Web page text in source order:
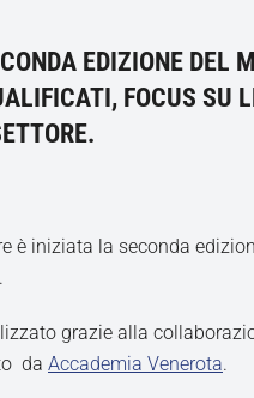
EDIZIONE DEL
FOCUS SU
è iniziata la seconda
grazie alla
da Accademia Venerota.